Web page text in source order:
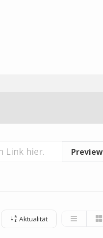
Preview
Aktualität